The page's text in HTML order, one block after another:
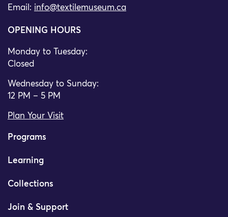
Email: info@textilemuseum.ca
OPENING HOURS
Monday to Tuesday:
Closed
Wednesday to Sunday:
12 PM – 5 PM
Plan Your Visit
Programs
Learning
Collections
Join & Support